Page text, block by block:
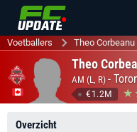
Voetballers Theo Corbeanu
Theo
AM (L, R) -
€1.2M
Overzicht